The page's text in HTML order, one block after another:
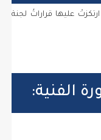
عليها قراراتُ لجنة
الفنية: